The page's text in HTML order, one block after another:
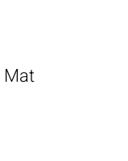
Mat